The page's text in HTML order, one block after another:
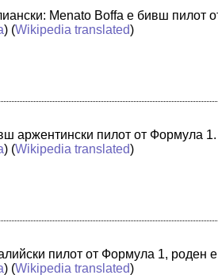
Menato Boffa е бивш пилот
) (Wikipedia translated)
аржентински пилот от Формула
) (Wikipedia translated)
пилот от Формула 1, роден
) (Wikipedia translated)